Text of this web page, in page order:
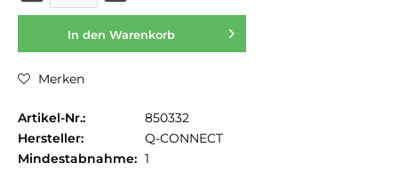
In den Warenkorb
Merken
Artikel-Nr.:
850332
Hersteller:
Q-CONNECT
Mindestabnahme: 1